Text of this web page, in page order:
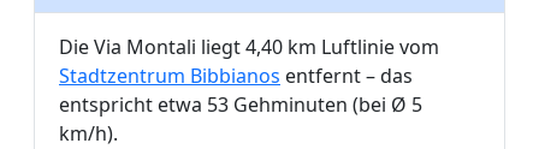
Die Via Montali liegt 4,40 km Luftlinie vom
Stadtzentrum Bibbianos entfernt – das
entspricht etwa 53 Gehminuten (bei Ø 5
km/h).